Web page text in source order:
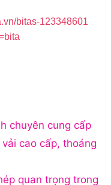
bitas-123348601
chuyên cung cấp
cao cấp, thoáng
quan trọng trong